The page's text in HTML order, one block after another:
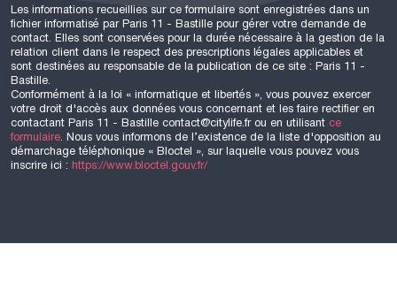
Les informations recueillies sur ce formulaire sont enregistrées dans un
fichier informatisé par Paris 11 - Bastille pour gérer votre demande de
contact. Elles sont conservées pour la durée nécessaire à la gestion de la
relation client dans le respect des prescriptions légales applicables et
sont destinées au responsable de la publication de ce site : Paris 11 -
Bastille.
Conformément à la loi « informatique et libertés », vous pouvez exercer
votre droit d'accès aux données vous concernant et les faire rectifier en
contactant Paris 11 - Bastille contact@citylife.fr ou en utilisant ce
formulaire. Nous vous informons de l’existence de la liste d'opposition au
démarchage téléphonique « Bloctel », sur laquelle vous pouvez vous
inscrire ici : https://www.bloctel.gouv.fr/